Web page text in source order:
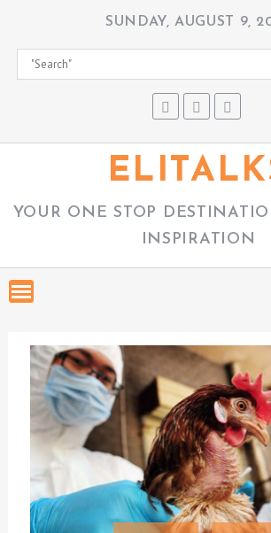
SUNDAY, AUGUST 9,
YOUR ONE STOP
INSPIRATION